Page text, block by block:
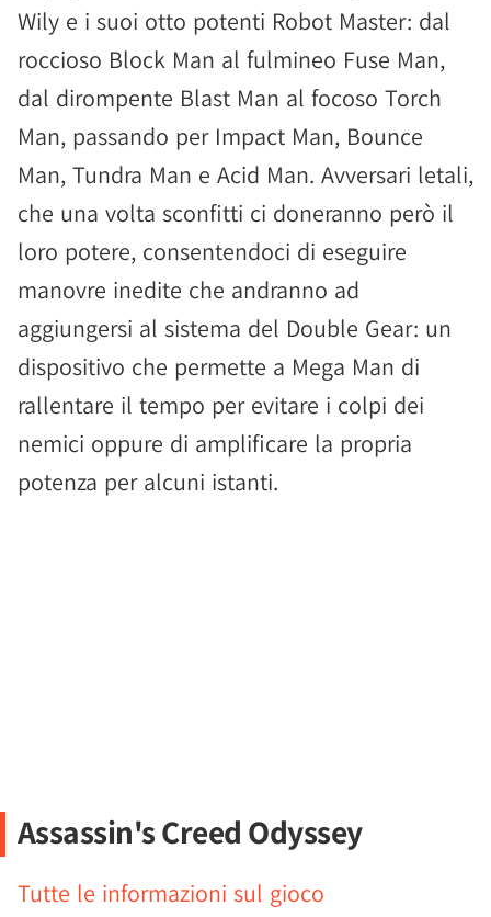
Wily e i suoi otto potenti Robot Master: dal
roccioso Block Man al fulmineo Fuse Man,
dal dirompente Blast Man al focoso Torch
Man, passando per Impact Man, Bounce
Man, Tundra Man e Acid Man. Avversari letali,
che una volta sconfitti ci doneranno però il
loro potere, consentendoci di eseguire
manovre inedite che andranno ad
aggiungersi al sistema del Double Gear: un
dispositivo che permette a Mega Man di
rallentare il tempo per evitare i colpi dei
nemici oppure di amplificare la propria
potenza per alcuni istanti.
Assassin's Creed Odyssey
Tutte le informazioni sul gioco